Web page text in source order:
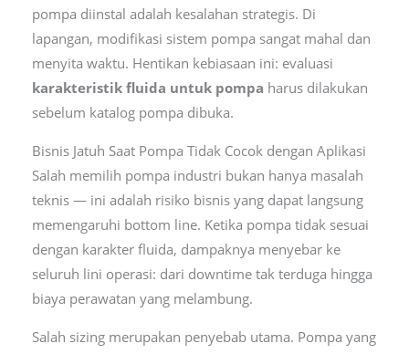
pompa diinstal adalah kesalahan strategis. Di
lapangan, modifikasi sistem pompa sangat mahal dan
menyita waktu. Hentikan kebiasaan ini: evaluasi
karakteristik fluida untuk pompa harus dilakukan
sebelum katalog pompa dibuka.
Bisnis Jatuh Saat Pompa Tidak Cocok dengan Aplikasi
Salah memilih pompa industri bukan hanya masalah
teknis — ini adalah risiko bisnis yang dapat langsung
memengaruhi bottom line. Ketika pompa tidak sesuai
dengan karakter fluida, dampaknya menyebar ke
seluruh lini operasi: dari downtime tak terduga hingga
biaya perawatan yang melambung.
Salah sizing merupakan penyebab utama. Pompa yang